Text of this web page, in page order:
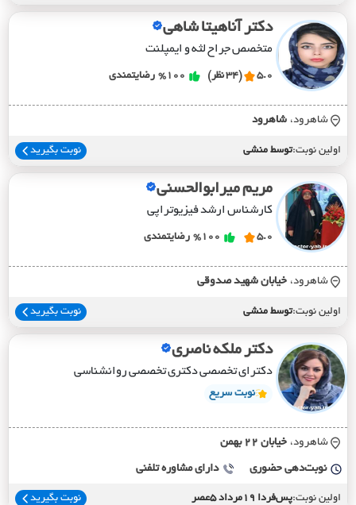
دکتر آناهیتا شاهی
متخصص جراح لثه و ایمپلنت
5.0 (34 نظر) %100 رضایتمندی
شاهرود، شاهرود
اولین نوبت:توسط منشی نوبت بگیرید
مریم میرابوالحسنی
کارشناس ارشد فیزیوتراپی
5.0
%100 رضایتمندی
شاهرود، خيابان شهيد صدوقي
اولین نوبت:توسط منشی نوبت بگیرید
دکتر ملکه ناصری
دکترای تخصصی دکتری تخصصی روانشناسی
نوبت سریع
شاهرود، خيابان 22 بهمن
نوبت‌دهی حضوری دارای مشاوره تلفنی
اولین نوبت:پس‌فردا 19مرداد 5عصر نوبت بگیرید